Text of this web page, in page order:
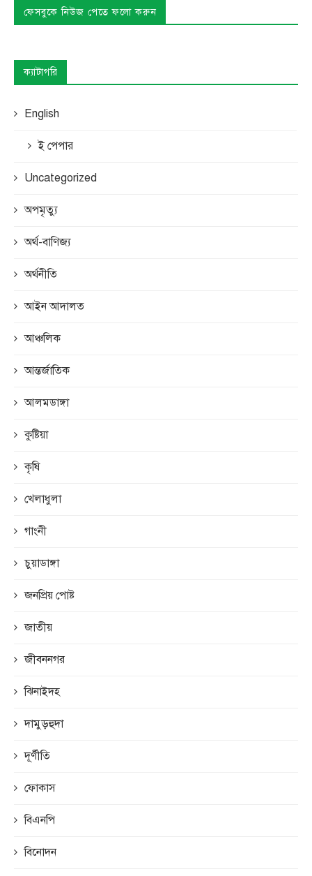
ফেসবুকে নিউজ পেতে ফলো করুন
ক্যাটাগরি
English
ই পেপার
Uncategorized
অপমৃত্যু
অর্থ-বাণিজ্য
অর্থনীতি
আইন আদালত
আঞ্চলিক
আন্তর্জাতিক
আলমডাঙ্গা
কুষ্টিয়া
কৃষি
খেলাধুলা
গাংনী
চুয়াডাঙ্গা
জনপ্রিয় পোষ্ট
জাতীয়
জীবননগর
ঝিনাইদহ
দামুড়হুদা
দূর্ণীতি
ফোকাস
বিএনপি
বিনোদন